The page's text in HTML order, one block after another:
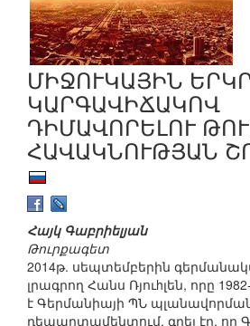
ՄԻՋՈՒԿԱՅԻՆ
ԿԱՐԳԱՎԻՃԱԿՈՎ
ԴԻՄԱՎՈՐԵԼՈՒ
ՀԱՎԱԿՆՈՒԹՅԱՆ
Հայկ Գաբրիելյան
Թուրքագետ
2014թ. սեպտեմբերին
լրագրող Հանս Ռյուhլեն, որը
է Գերմանիայի ՊՆ
դեպարտամենտում, գրել էր, որ